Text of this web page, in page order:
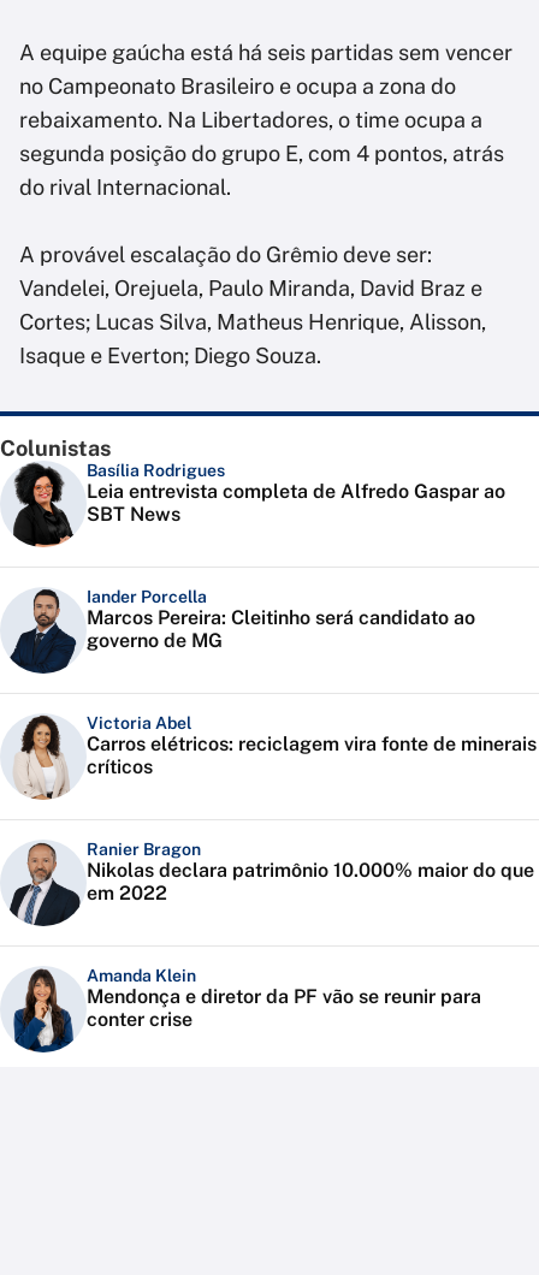
A equipe gaúcha está há seis partidas sem vencer
no Campeonato Brasileiro e ocupa a zona do
rebaixamento. Na Libertadores, o time ocupa a
segunda posição do grupo E, com 4 pontos, atrás
do rival Internacional.
A provável escalação do Grêmio deve ser:
Vandelei, Orejuela, Paulo Miranda, David Braz e
Cortes; Lucas Silva, Matheus Henrique, Alisson,
Isaque e Everton; Diego Souza.
Colunistas
Basília Rodrigues
Leia entrevista completa de Alfredo Gaspar ao
SBT News
Iander Porcella
Marcos Pereira: Cleitinho será candidato ao
governo de MG
Victoria Abel
Carros elétricos: reciclagem vira fonte de minerais
críticos
Ranier Bragon
Nikolas declara patrimônio 10.000% maior do que
em 2022
Amanda Klein
Mendonça e diretor da PF vão se reunir para
conter crise